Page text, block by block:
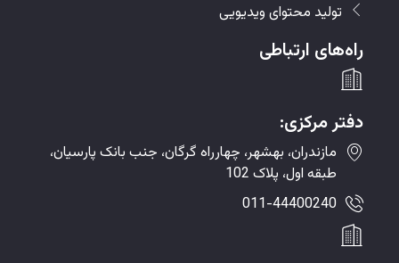
تولید محتوای ویدیویی
راه‌های ارتباطی
دفتر مرکزی:
مازندران، بهشهر، چهارراه گرگان، جنب بانک پارسیان،
طبقه اول، پلاک 102
011-44400240